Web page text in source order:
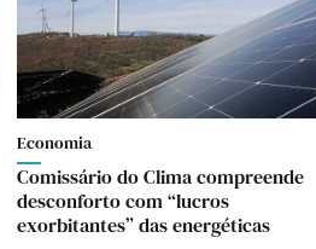
Economia
Comissário do Clima compreende
desconforto com “lucros
exorbitantes” das energéticas